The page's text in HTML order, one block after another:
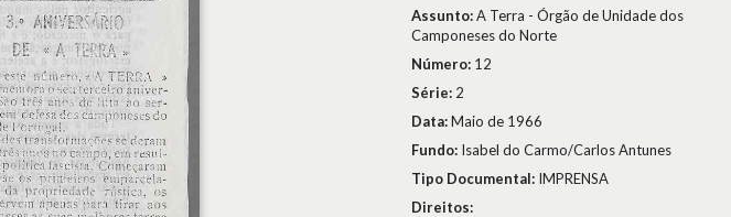
Assunto:A Terra - Órgão de Unidade dos
Camponeses do Norte
Número: 12
Série: 2
Data:Maio de 1966
Fundo: Isabel do Carmo/Carlos Antunes
Tipo Documental: IMPRENSA
Direitos: